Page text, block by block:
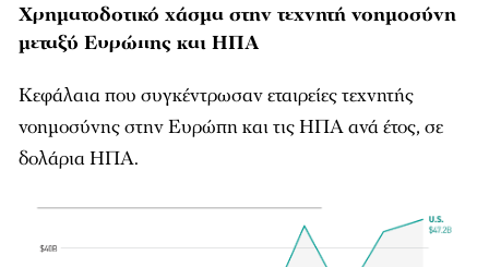
Χρηματοδοτικό χάσμα στην τεχνητή νοημοσύνη
μεταξύ Ευρώπης και ΗΠΑ
Κεφάλαια που συγκέντρωσαν εταιρείες τεχνητής
νοημοσύνης στην Ευρώπη και τις ΗΠΑ ανά έτος, σε
δολάρια ΗΠΑ.